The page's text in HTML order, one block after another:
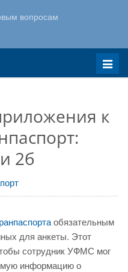
Меню
к
2б
обязательным
для анкеты. Этот
сотрудник УФМС мог
информацию о